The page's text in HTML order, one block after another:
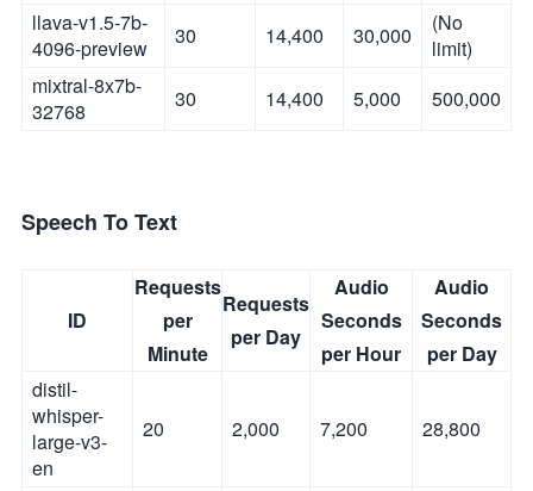
llava-v1.5-7b-
4096-preview
30 14,400 30,000
(No
limit)
mixtral-8x7b-
32768
30 14,400 5,000 500,000
Speech To Text
ID
Requests
per
Minute
Requests
per Day
Audio
Seconds
per Hour
Audio
Seconds
per Day
distil-
whisper-
large-v3-
en
20 2,000 7,200 28,800